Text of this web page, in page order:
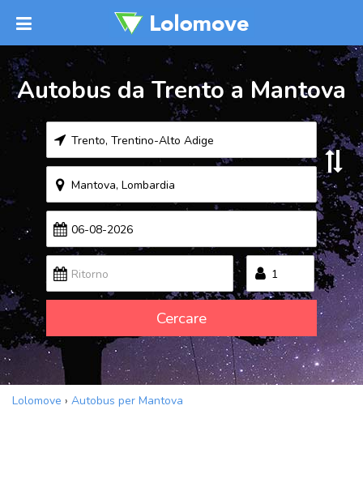
Autobus da Trento a Mantova
Cercare
Lolomove › Autobus per Mantova